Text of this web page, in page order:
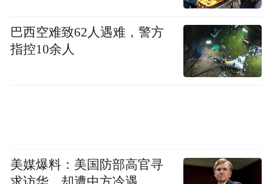
表干预后1个月和3个月低密度脂蛋白胆固醇
的绝对变化和相对变化
多家医学机构强强联合，开创营养临床研究
市，发挥各方优势，形成了跨地域、多中心
的研究网络。研究全程遵循国际血脂检测质
巴西空难致62人遇难，警方
指控10余人
美媒爆料：美国防部高官寻